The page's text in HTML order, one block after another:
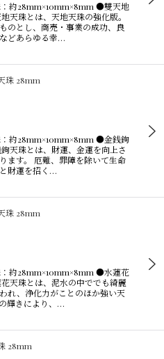
28mm×10mm×8mm ●雙天地
天珠とは、天地天珠の強化版。
のとし、商売・事業の成功、良
どあらゆる幸…
珠 28mm
28mm×10mm×8mm ●金銭鉤
天珠とは、財運、金運を向上さ
ます。 厄難、罪障を除いて生命
財運を招く…
珠 28mm
28mm×10mm×8mm ●水蓮花
天珠とは、泥水の中ででも綺麗
れ、浄化力がことのほか強い天
輝きにより、…
28mm